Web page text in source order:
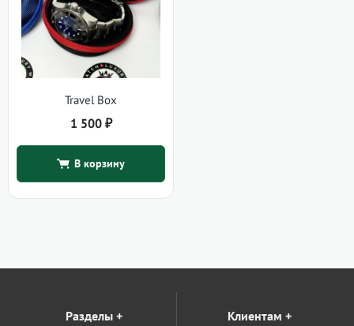
Travel Box
1 500 ₽
В корзину
Разделы + Клиентам +